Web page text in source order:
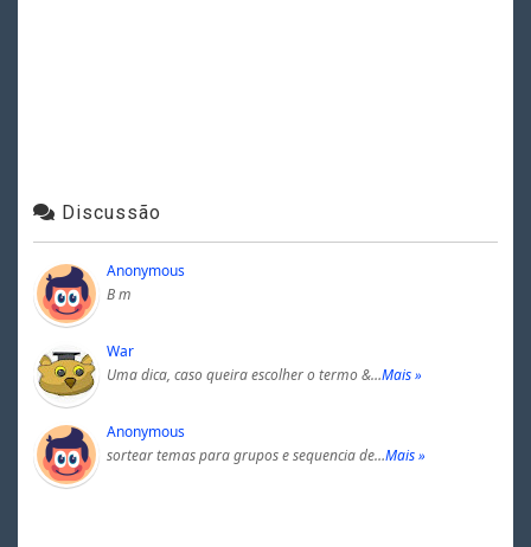
Discussão
Anonymous
B m
War
Uma dica, caso queira escolher o termo &…Mais »
Anonymous
sortear temas para grupos e sequencia de…Mais »